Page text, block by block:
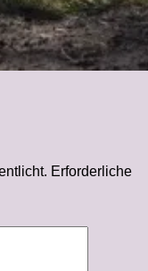
Erforderliche